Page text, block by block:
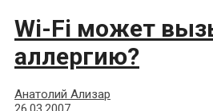
Wi-Fi может
аллергию?
Анатолий Ализар